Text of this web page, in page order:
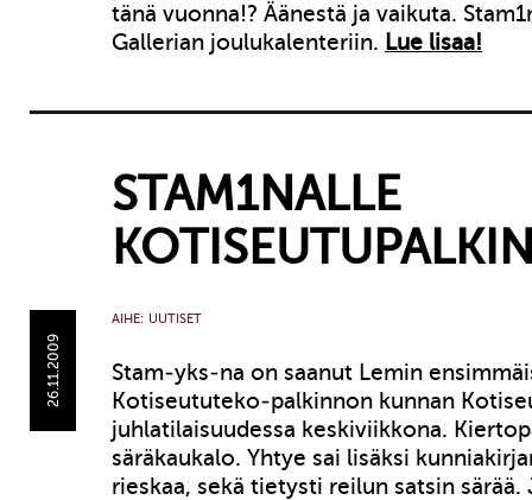
tänä vuonna!? Äänestä ja vaikuta.
Gallerian joulukalenteriin. Lue lisaa!
STAM1NALLE
26.11.2009
AIHE: UUTISET
Stam-yks-na on saanut Lemin
Kotiseututeko-palkinnon kunnan
juhlatilaisuudessa keskiviikkona.
säräkaukalo. Yhtye sai lisäksi
rieskaa, sekä tietysti reilun satsin särää.